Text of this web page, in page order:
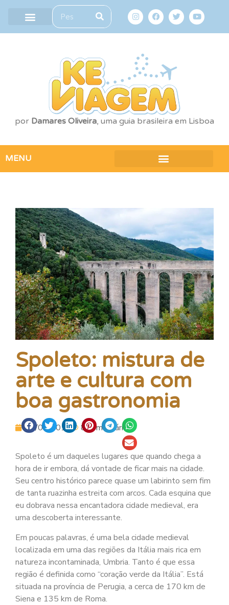
por Damares Oliveira, uma guia brasileira em Lisboa
MENU
Spoleto: mistura de
arte e cultura com
boa gastronomia
14/01/2016 8 comentários.
Spoleto é um daqueles lugares que quando chega a
hora de ir embora, dá vontade de ficar mais na cidade.
Seu centro histórico parece quase um labirinto sem fim
de tanta ruazinha estreita com arcos. Cada esquina que
eu dobrava nessa encantadora cidade medieval, era
uma descoberta interessante.
Em poucas palavras, é uma bela cidade medieval
localizada em uma das regiões da Itália mais rica em
natureza incontaminada, Umbria. Tanto é que essa
região é definida como “coração verde da Itália”. Está
situada na província de Perugia, a cerca de 170 km de
Siena e 135 km de Roma.